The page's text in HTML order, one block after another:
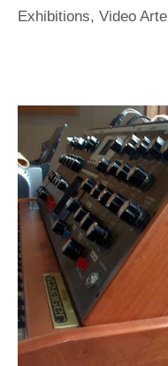
Exhibitions, Video Arte